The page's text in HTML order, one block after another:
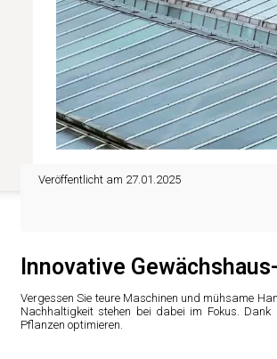
Veröffentlicht am 27.01.2025
Innovative
Vergessen Sie teure Maschinen und mühsame
Nachhaltigkeit stehen bei dabei im Fokus.
Pflanzen optimieren.